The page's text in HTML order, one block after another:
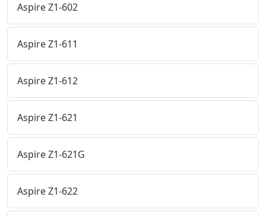
Aspire Z1-602
Aspire Z1-611
Aspire Z1-612
Aspire Z1-621
Aspire Z1-621G
Aspire Z1-622